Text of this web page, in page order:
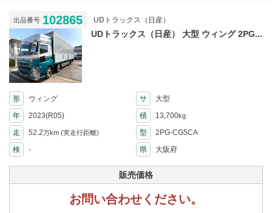
出品番号 102865 UDトラックス（日産）
UDトラックス（日産） 大型 ウィング 2PG...
形 ウィング サ
大型
年
2023(R05) 積 13,700kg
走 52.2万km (実走行距離) 型
2PG-CG5CA
検
- 県 大阪府
販売価格
お問い合わせください。